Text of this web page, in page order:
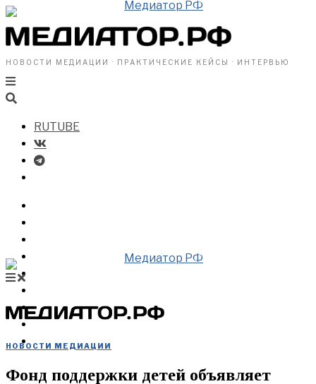
НОВОСТИ МЕДИАЦИИ · ПРАКТИЧЕСКИЕ КЕЙСЫ · ИНТЕРВЬЮ
RUTUBE
ВИДЕО
КУПИТЬ
НОВОСТИ МЕДИАЦИИ
Фонд поддержки детей объявляет